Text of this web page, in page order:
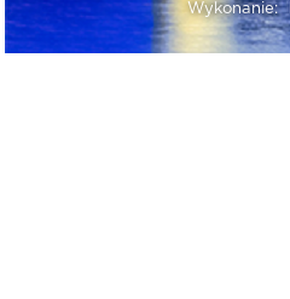
Wykonanie: